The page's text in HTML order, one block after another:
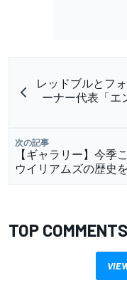
レッドブルとフ
ーナー代表「エ
次の記事
【ギャラリー】今
ウイリアムズの歴史
TOP COMMENTS